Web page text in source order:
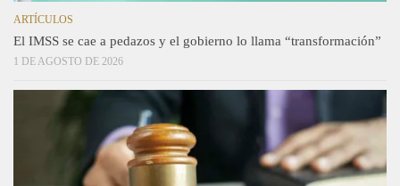
ARTÍCULOS
El IMSS se cae a pedazos y el gobierno lo llama “transformación”
1 DE AGOSTO DE 2026